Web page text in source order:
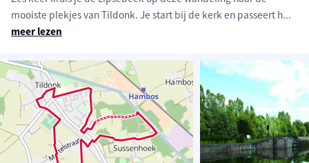
mooiste plekjes van Tildonk. Je start bij de kerk en passeert h...
meer lezen